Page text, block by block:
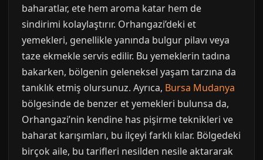
baharatlar, ete hem aroma katar hem de
sindirimi kolaylaştırır. Orhangazi’deki et
yemekleri, genellikle yanında bulgur pilavı veya
taze ekmekle servis edilir. Bu yemeklerin tadına
bakarken, bölgenin geleneksel yaşam tarzına da
tanıklık etmiş olursunuz. Ayrıca, Bursa Mudanya
bölgesinde de benzer et yemekleri bulunsa da,
Orhangazi’nin kendine has pişirme teknikleri ve
baharat karışımları, bu ilçeyi farklı kılar. Bölgedeki
birçok aile, bu tarifleri nesilden nesile aktararak